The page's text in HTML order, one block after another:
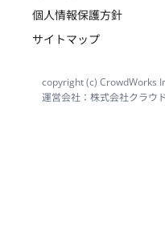
個人情報保護方針
サイトマップ
copyright (c) CrowdWorks
運営会社：株式会社クラウ